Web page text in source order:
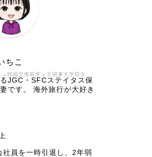
韓国交換留学→主婦兼大学院生
ちこ
JGC・SFCステイタス保
です。 海外旅行が大好き
員を一時引退し、2年弱